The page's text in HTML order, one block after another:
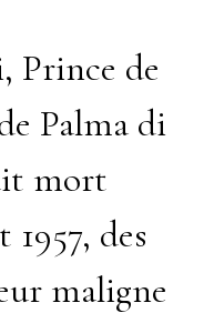
Prince de
Palma di
mort
des
maligne